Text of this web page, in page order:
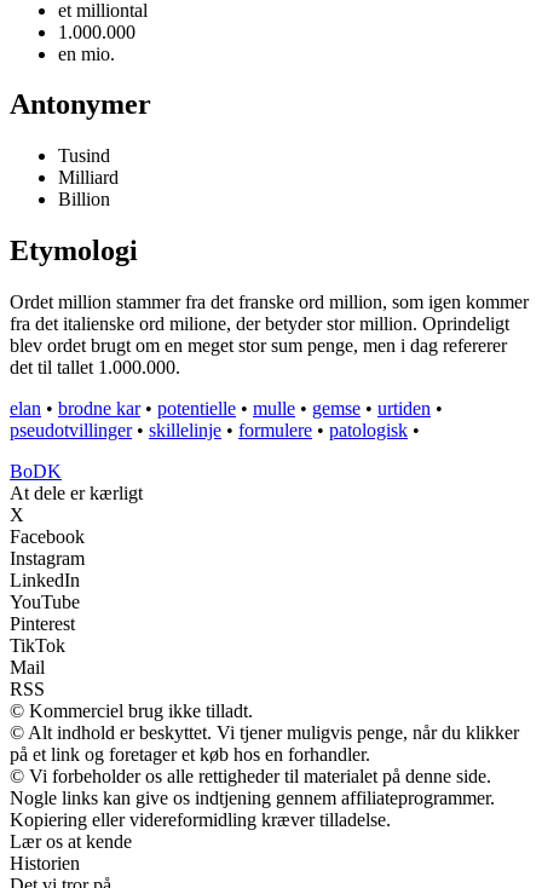
et milliontal
1.000.000
en mio.
Antonymer
Tusind
Milliard
Billion
Etymologi
Ordet million stammer fra det franske ord million, som igen kommer
fra det italienske ord milione, der betyder stor million. Oprindeligt
blev ordet brugt om en meget stor sum penge, men i dag refererer
det til tallet 1.000.000.
elan • brodne kar• potentielle • mulle • gemse • urtiden •
pseudotvillinger• skillelinje • formulere • patologisk •
BoDK
At dele er kærligt
X
Facebook
Instagram
LinkedIn
YouTube
Pinterest
TikTok
Mail
RSS
© Kommerciel brug ikke tilladt.
© Alt indhold er beskyttet. Vi tjener muligvis penge, når du klikker
på et link og foretager et køb hos en forhandler.
© Vi forbeholder os alle rettigheder til materialet på denne side.
Nogle links kan give os indtjening gennem affiliateprogrammer.
Kopiering eller videreformidling kræver tilladelse.
Lær os at kende
Historien